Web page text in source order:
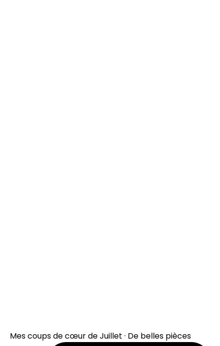
Mes coups de cœur de Juillet · De belles pièces